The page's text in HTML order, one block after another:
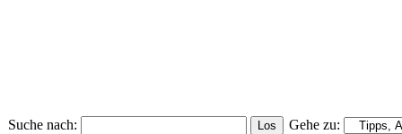
Suche nach:
Gehe zu: